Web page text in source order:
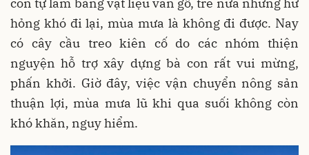
hỏng khó đi lại, mùa mưa là không đi được. Nay
có cây cầu treo kiên cố do các nhóm thiện
nguyện hỗ trợ xây dựng bà con rất vui mừng,
phấn khởi. Giờ đây, việc vận chuyển nông sản
thuận lợi, mùa mưa lũ khi qua suối không còn
khó khăn, nguy hiểm.